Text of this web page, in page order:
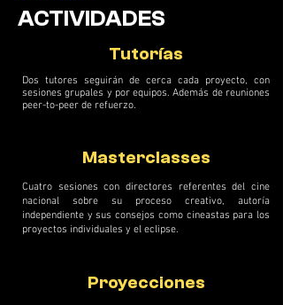
ACTIVIDADES
Tutorías
Dos tutores seguirán de cerca cada proyecto, con
sesiones grupales y por equipos. Además de reuniones
peer-to-peer de refuerzo.
Masterclasses
Cuatro sesiones con directores referentes del cine
nacional sobre su proceso creativo, autoría
independiente y sus consejos como cineastas para los
proyectos individuales y el eclipse.
Proyecciones